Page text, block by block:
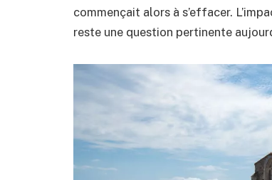
commençait alors à s’effacer.
reste une question pertinente